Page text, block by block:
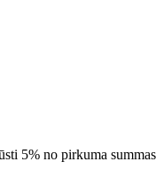
5% no pirkuma